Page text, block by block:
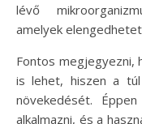
lévő
amelyek
Fontos megjegyezni,
is lehet, hiszen a
növekedését.
alkalmazni, és a